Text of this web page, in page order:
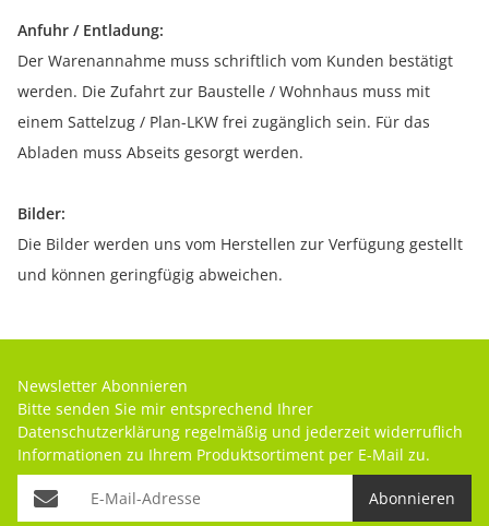
Anfuhr / Entladung:
Der Warenannahme muss schriftlich vom Kunden bestätigt
werden. Die Zufahrt zur Baustelle / Wohnhaus muss mit
einem Sattelzug / Plan-LKW frei zugänglich sein. Für das
Abladen muss Abseits gesorgt werden.
Bilder:
Die Bilder werden uns vom Herstellen zur Verfügung gestellt
und können geringfügig abweichen.
Newsletter Abonnieren
Bitte senden Sie mir entsprechend Ihrer
Datenschutzerklärung regelmäßig und jederzeit widerruflich
Informationen zu Ihrem Produktsortiment per E-Mail zu.
Abonnieren